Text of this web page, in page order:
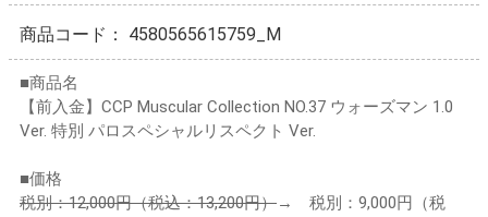
商品コード： 4580565615759_M
■商品名
【前入金】CCP Muscular Collection NO.37 ウォーズマン 1.0
Ver. 特別 パロスペシャルリスペクト Ver.
■価格
税別：12,000円（税込：13,200円）→ 税別：9,000円（税